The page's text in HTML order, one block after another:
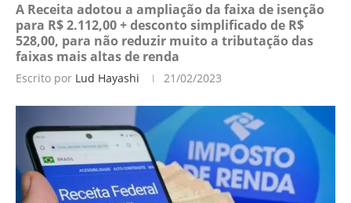
A Receita adotou a ampliação da faixa de isenção
para R$ 2.112,00 + desconto simplificado de R$
528,00, para não reduzir muito a tributação das
faixas mais altas de renda
Escrito por Lud Hayashi 21/02/2023